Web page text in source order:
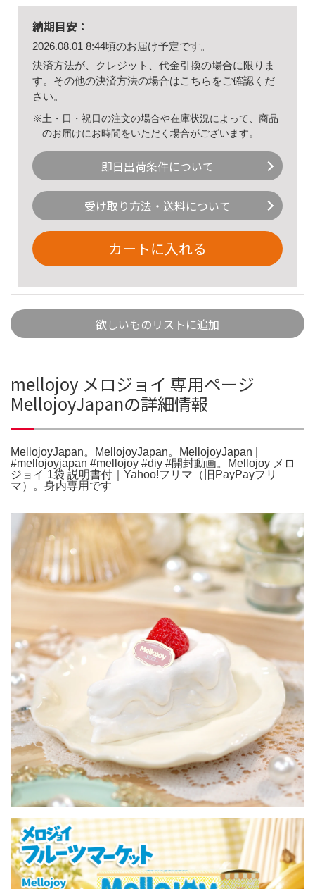
納期目安：
2026.08.01 8:44頃のお届け予定です。
決済方法が、クレジット、代金引換の場合に限りま
す。その他の決済方法の場合はこちら をご確認くだ
さい。
※土・日・祝日の注文の場合や在庫状況によって、商品
のお届けにお時間をいただく場合がございます。
即日出荷条件について
受け取り方法・送料について
カートに入れる
欲しいものリストに追加
mellojoy メロジョイ 専用ページ
MellojoyJapanの詳細情報
MellojoyJapan。MellojoyJapan。MellojoyJapan |
#mellojoyjapan #mellojoy #diy #開封動画。Mellojoy メロ
ジョイ 1袋 説明書付｜Yahoo!フリマ（旧PayPayフリ
マ）。身内専用です